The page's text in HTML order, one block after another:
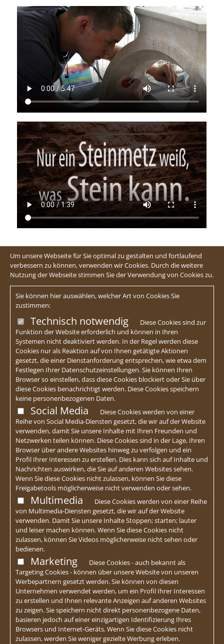
Um unsere Webseite für Sie optimal zu gestalten und fortlaufend
verbessern zu können, verwenden wir Cookies. Durch die weitere
Nutzung der Webseite stimmen Sie der Verwendung von Cookies zu.
Sie können hier auswählen, welcher Art von Cookies Sie
zustimmen:
Technisch notwendig
Diese Cookies sind zur
Funktion der Website erforderlich und können in Ihren
Systemen nicht deaktiviert werden. In der Regel werden diese
Cookies nur als Reaktion auf von Ihnen getätigte Aktionen
gesetzt, die einer Dienstanforderung entsprechen, wie etwa dem
Festlegen Ihrer Datenschutzeinstellungen. Sie können Ihren
Browser so einstellen, dass diese Cookies blockiert oder Sie über
diese Cookies benachrichtigt werden. Diese Cookies speichern
keine personenbezogenen Daten.
Social Media
Diese Cookies werden von einer
Reihe von Social Media-Diensten gesetzt, die wir auf der Website
verwenden, damit Sie unsere Inhalte mit Ihren Freunden und
Netzwerken teilen können. Diese Cookies sind in der Lage, Ihren
Browser über andere Websites hinweg zu verfolgen und ein
Profil Ihrer Interessen zu erstellen. Dies kann sich auf Inhalte und
Nachrichten auswirken, die Sie auf anderen Websites sehen.
Wenn Sie diese Cookies nicht zulassen, können Sie diese
Freigabetools möglicherweise nicht verwenden oder sehen.
Multimedia
Diese Cookies werden von einer Reihe
von Multimedia-Diensten gesetzt, die wir auf der Website
verwenden. Damit Sie unsere Inhalte Stoppen; starten; lauter
und leiser machen können. Wenn Sie diese Cookies nicht
zulassen, können Sie Videos möglicherweise nicht sehen oder
bedienen.
Marketing
Diese Cookies - auch bekannt als
Targeting Cookies - können über unsere Website von unseren
Werbepartnern gesetzt werden. Sie können von diesen
Unternehmen verwendet werden, um ein Profil Ihrer Interessen
zu erstellen und Ihnen relevante Anzeigen auf anderen Websites
zu zeigen. Sie speichern nicht direkt personenbezogene Daten,
basieren jedoch auf einer einzigartigen Identifizierung Ihres
Browsers und Internet-Geräts. Wenn Sie diese Cookies nicht
zulassen, werden Sie weniger gezielte Werbung erleben.